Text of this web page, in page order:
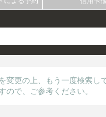
更の上、もう一度検索し
ので、ご参考ください。